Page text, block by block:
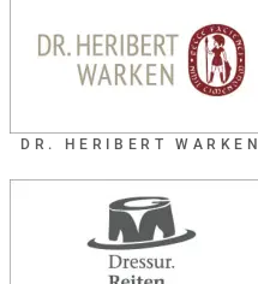
DR. HERIBERT WARKEN